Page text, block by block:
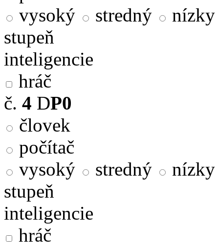
vysoký
stredný
nízky
stupeň
inteligencie
hráč
č. 4 DP0
človek
počítač
vysoký
stredný
nízky
stupeň
inteligencie
hráč